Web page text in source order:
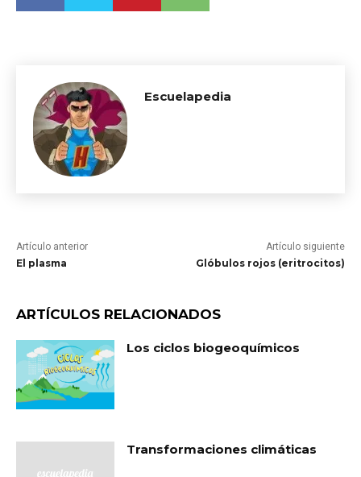
Escuelapedia
Artículo anterior
El plasma
Artículo siguiente
Glóbulos rojos (eritrocitos)
ARTÍCULOS RELACIONADOS
Los ciclos biogeoquímicos
Transformaciones climáticas